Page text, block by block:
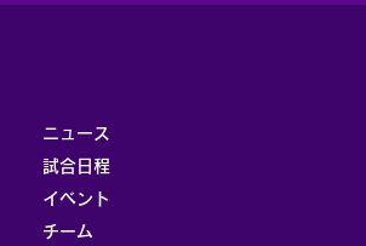
ニュース
試合日程
イベント
チーム